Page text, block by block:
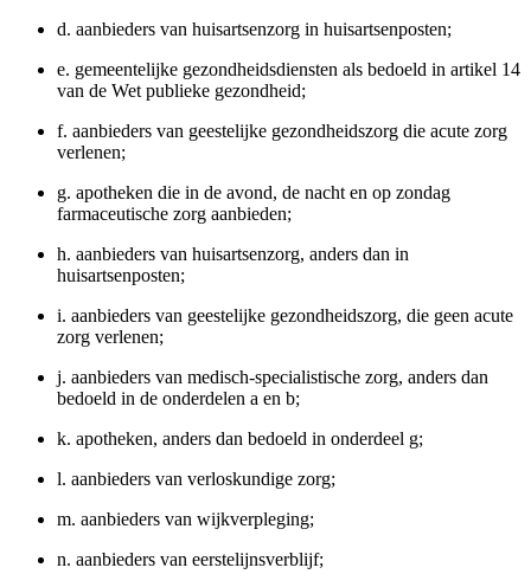
d. aanbieders van huisartsenzorg in huisartsenposten;
e. gemeentelijke gezondheidsdiensten als bedoeld in artikel 14
van de Wet publieke gezondheid;
f. aanbieders van geestelijke gezondheidszorg die acute zorg
verlenen;
g. apotheken die in de avond, de nacht en op zondag
farmaceutische zorg aanbieden;
h. aanbieders van huisartsenzorg, anders dan in
huisartsenposten;
i. aanbieders van geestelijke gezondheidszorg, die geen acute
zorg verlenen;
j. aanbieders van medisch-specialistische zorg, anders dan
bedoeld in de onderdelen a en b;
k. apotheken, anders dan bedoeld in onderdeel g;
l. aanbieders van verloskundige zorg;
m. aanbieders van wijkverpleging;
n. aanbieders van eerstelijnsverblijf;